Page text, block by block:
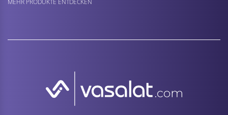
MEHR PRODUKTE ENTDECKEN